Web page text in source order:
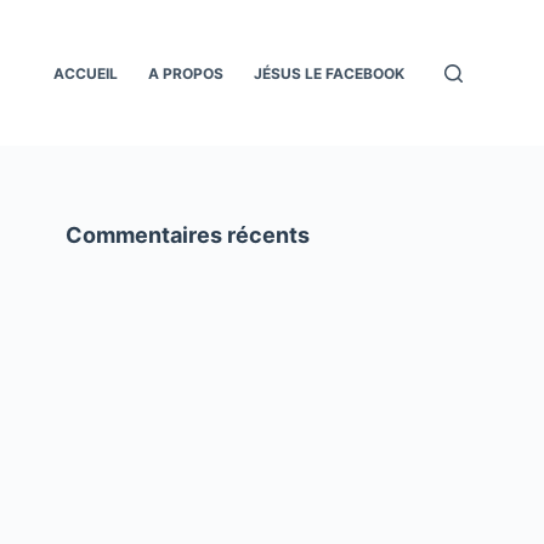
ACCUEIL A PROPOS JÉSUS LE FACEBOOK
Commentaires récents